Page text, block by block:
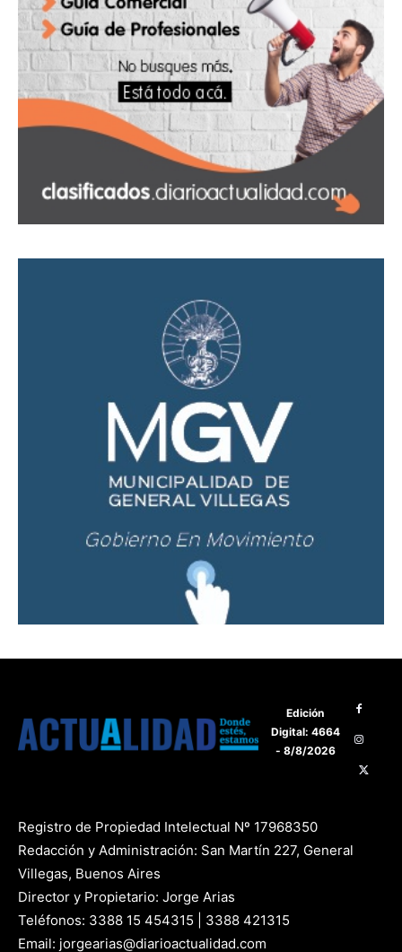
Edición
Digital: 4664
- 8/8/2026
Registro de Propiedad Intelectual Nº 17968350
Redacción y Administración: San Martín 227, General
Villegas, Buenos Aires
Director y Propietario: Jorge Arias
Teléfonos: 3388 15 454315 | 3388 421315
Email: jorgearias@diarioactualidad.com